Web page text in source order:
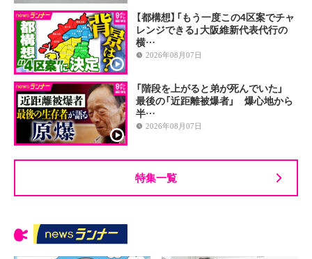
【都構想】「もう一度この4区案でチャ
レンジできる」大阪維新代表代行の
横…
2026年08月07日
「階段を上がると弟が死んでいた」
最後の「近距離被爆者」 爆心地から
半…
2026年08月07日
特集一覧